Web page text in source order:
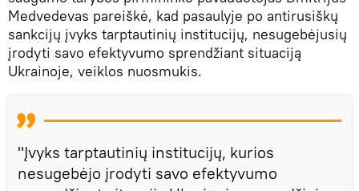
Medvedevas pareiškė, kad pasaulyje po antirusiškų
sankcijų įvyks tarptautinių institucijų, nesugebėjusių
įrodyti savo efektyvumo sprendžiant situaciją
Ukrainoje, veiklos nuosmukis.
"Įvyks tarptautinių institucijų, kurios
nesugebėjo įrodyti savo efektyvumo